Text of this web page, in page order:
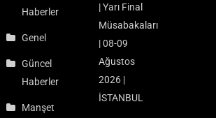
Haberler
Genel
Güncel
Haberler
Manşet
| Yarı Final
Müsabakaları
| 08-09
Ağustos
2026 |
İSTANBUL